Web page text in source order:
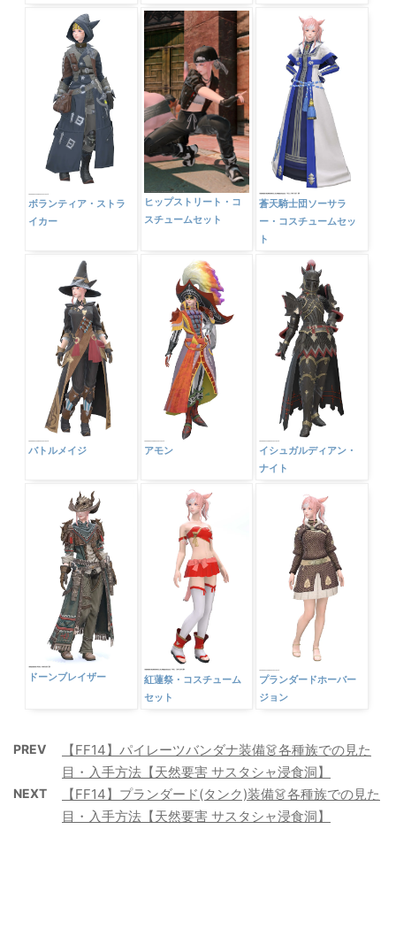
ボランティア・ストラ
イカー
ヒップストリート・コ
スチュームセット
蒼天騎士団ソーサラ
ー・コスチュームセッ
ト
バトルメイジ アモン
イシュガルディアン・
ナイト
ドーンブレイザー
紅蓮祭・コスチューム
セット
プランダードホーバー
ジョン
PREV
【FF14】パイレーツバンダナ装備👗各種族での見た
目・入手方法【天然要害 サスタシャ浸食洞】
NEXT
【FF14】プランダード(タンク)装備👗各種族での見た
目・入手方法【天然要害 サスタシャ浸食洞】